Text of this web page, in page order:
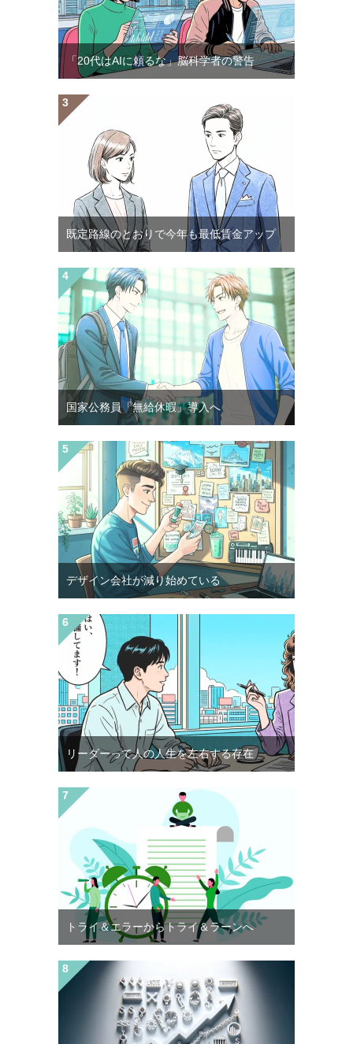
「20代はAIに頼るな」脳科学者の警告
既定路線のとおりで今年も最低賃金アップ
国家公務員「無給休暇」導入へ
デザイン会社が減り始めている
リーダーって人の人生を左右する存在
トライ＆エラーからトライ＆ラーンへ